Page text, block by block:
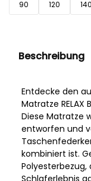
90 120 140
Beschreibung
Entdecke den
Matratze RELAX
Diese Matratze
entworfen und
kombiniert ist.